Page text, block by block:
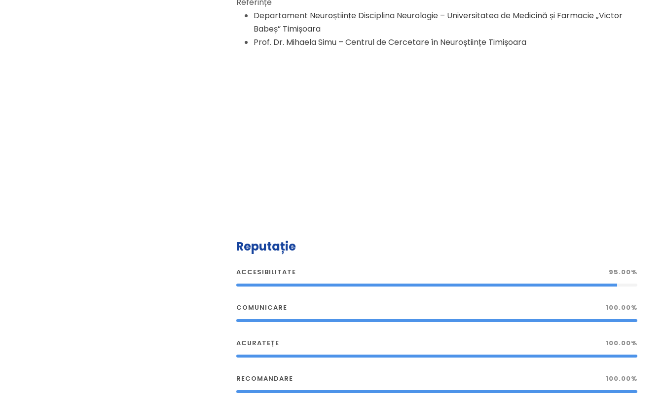
Departament Neuroștiințe Disciplina Neurologie – Universitatea de Medicină și Farmacie „Victor
Babeș” Timișoara
Prof. Dr. Mihaela Simu – Centrul de Cercetare în Neuroștiințe Timișoara
Reputație
ACCESIBILITATE 95.00%
COMUNICARE 100.00%
ACURATEȚE 100.00%
RECOMANDARE 100.00%